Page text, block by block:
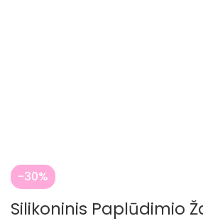
-30%
Silikoninis Paplūdimio